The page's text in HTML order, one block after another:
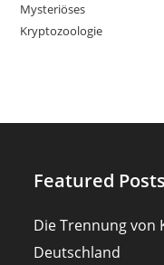
Mysteriöses
Kryptozoologie
Featured Posts
Die Trennung von
Deutschland